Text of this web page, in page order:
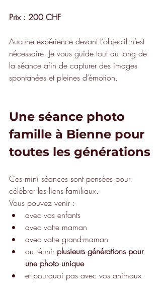
Prix : 200 CHF
Aucune expérience devant l’objectif n’est
nécessaire. Je vous guide tout au long de
la séance afin de capturer des images
spontanées et pleines d’émotion.
Une séance photo
famille à Bienne pour
toutes les générations
Ces mini séances sont pensées pour
célébrer les liens familiaux.
Vous pouvez venir :
avec vos enfants
avec votre maman
avec votre grand-maman
ou réunir plusieurs générations pour
une photo unique
et pourquoi pas avec vos animaux